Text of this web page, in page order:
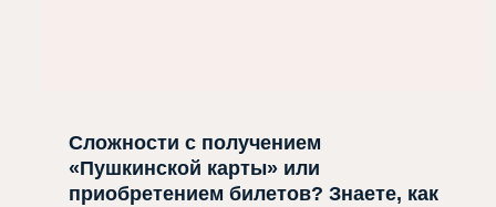
Сложности с получением
«Пушкинской карты» или
приобретением билетов? Знаете, как